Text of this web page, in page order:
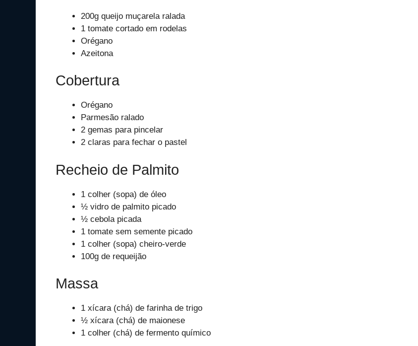
200g queijo muçarela ralada
1 tomate cortado em rodelas
Orégano
Azeitona
Cobertura
Orégano
Parmesão ralado
2 gemas para pincelar
2 claras para fechar o pastel
Recheio de Palmito
1 colher (sopa) de óleo
½ vidro de palmito picado
½ cebola picada
1 tomate sem semente picado
1 colher (sopa) cheiro-verde
100g de requeijão
Massa
1 xícara (chá) de farinha de trigo
½ xícara (chá) de maionese
1 colher (chá) de fermento químico